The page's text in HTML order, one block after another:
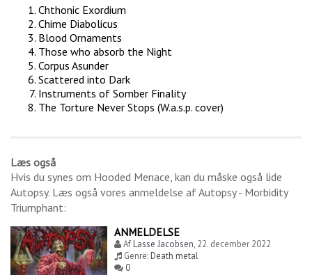
Chthonic Exordium
Chime Diabolicus
Blood Ornaments
Those who absorb the Night
Corpus Asunder
Scattered into Dark
Instruments of Somber Finality
The Torture Never Stops (W.a.s.p. cover)
Læs også
Hvis du synes om Hooded Menace, kan du måske også lide
Autopsy. Læs også vores anmeldelse afAutopsy - Morbidity
Triumphant:
ANMELDELSE
AfLasse Jacobsen, 22. december 2022
Genre:Death metal
0